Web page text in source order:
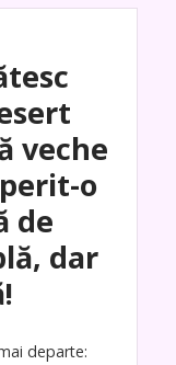
veche
o
de
dar
departe: